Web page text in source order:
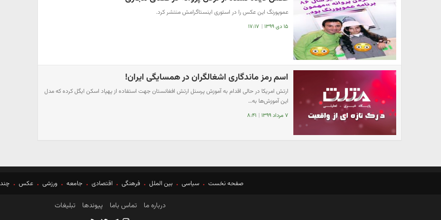
عموپورنگ این عکس را در استوری اینستاگرامش منتشر کرد.
۱۵ دی ۱۳۹۹ | ۱۷:۱۷
اسم رمز ماندگاری اشغالگران در همسایگی ایران!
​ارتش امریکا در حالی اقدام به آموزش پرسنل ارتش افغانستان جهت استفاده از پهپاد اسکن ایگل کرده که مدل
این آموزش‌ها به…
۷ مرداد ۱۳۹۹ | ۸:۴۱
صفحه نخست سیاسی بین الملل فرهنگی اقتصادی جامعه ورزشی عکس
درباره ما تماس باما پیوندها تبلیغات